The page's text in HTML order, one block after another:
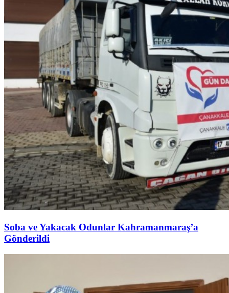
Soba ve Yakacak Odunlar Kahramanmaraş’a
Gönderildi